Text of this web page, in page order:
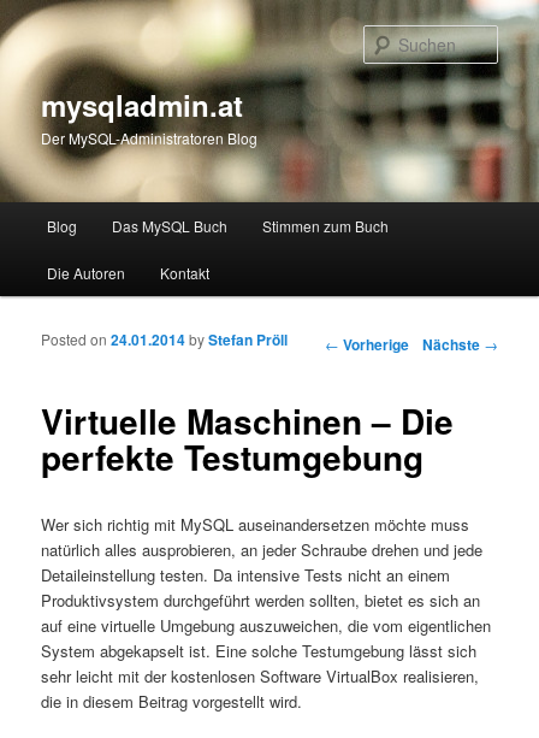
mysqladmin.at
Der MySQL-Administratoren Blog
Zum Inhalt wechseln
Zum sekundären Inhalt wechseln
Blog Das MySQL Buch Stimmen zum Buch
Die Autoren Kontakt
Artikelnavigation ← Vorherige Nächste →
Virtuelle Maschinen – Die
perfekte Testumgebung
Posted on24.01.2014byStefan Pröll
Wer sich richtig mit MySQL auseinandersetzen möchte muss
natürlich alles ausprobieren, an jeder Schraube drehen und jede
Detaileinstellung testen. Da intensive Tests nicht an einem
Produktivsystem durchgeführt werden sollten, bietet es sich an
auf eine virtuelle Umgebung auszuweichen, die vom eigentlichen
System abgekapselt ist. Eine solche Testumgebung lässt sich
sehr leicht mit der kostenlosen Software VirtualBox realisieren,
die in diesem Beitrag vorgestellt wird.